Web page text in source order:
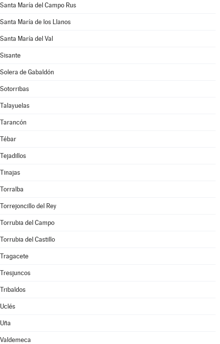
Santa María del Campo Rus
Santa María de los Llanos
Santa María del Val
Sisante
Solera de Gabaldón
Sotorribas
Talayuelas
Tarancón
Tébar
Tejadillos
Tinajas
Torralba
Torrejoncillo del Rey
Torrubia del Campo
Torrubia del Castillo
Tragacete
Tresjuncos
Tribaldos
Uclés
Uña
Valdemeca